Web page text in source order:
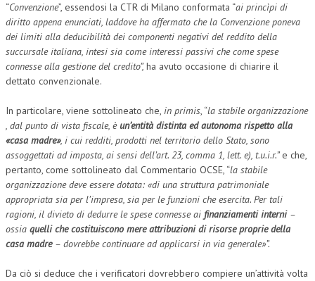
“Convenzione”, essendosi la CTR di Milano conformata “ai princìpi di
diritto appena enunciati, laddove ha affermato che la Convenzione poneva
dei limiti alla deducibilità dei componenti negativi del reddito della
succursale italiana, intesi sia come interessi passivi che come spese
connesse alla gestione del credito”,ha avuto occasione di chiarire il
dettato convenzionale.
In particolare, viene sottolineato che, in primis, “la stabile organizzazione
, dal punto di vista fiscale, è un’entità distinta ed autonoma rispetto alla
«casa madre», i cui redditi, prodotti nel territorio dello Stato, sono
assoggettati ad imposta, ai sensi dell’art. 23, comma 1, lett. e), t.u.i.r.”e che,
pertanto, come sottolineato dal Commentario OCSE, “la stabile
organizzazione deve essere dotata: «di una struttura patrimoniale
appropriata sia per l’impresa, sia per le funzioni che esercita. Per tali
ragioni, il divieto di dedurre le spese connesse ai finanziamenti interni–
ossia quelli che costituiscono mere attribuzioni di risorse proprie della
casa madre– dovrebbe continuare ad applicarsi in via generale»”.
Da ciò si deduce che i verificatori dovrebbero compiere un’attività volta